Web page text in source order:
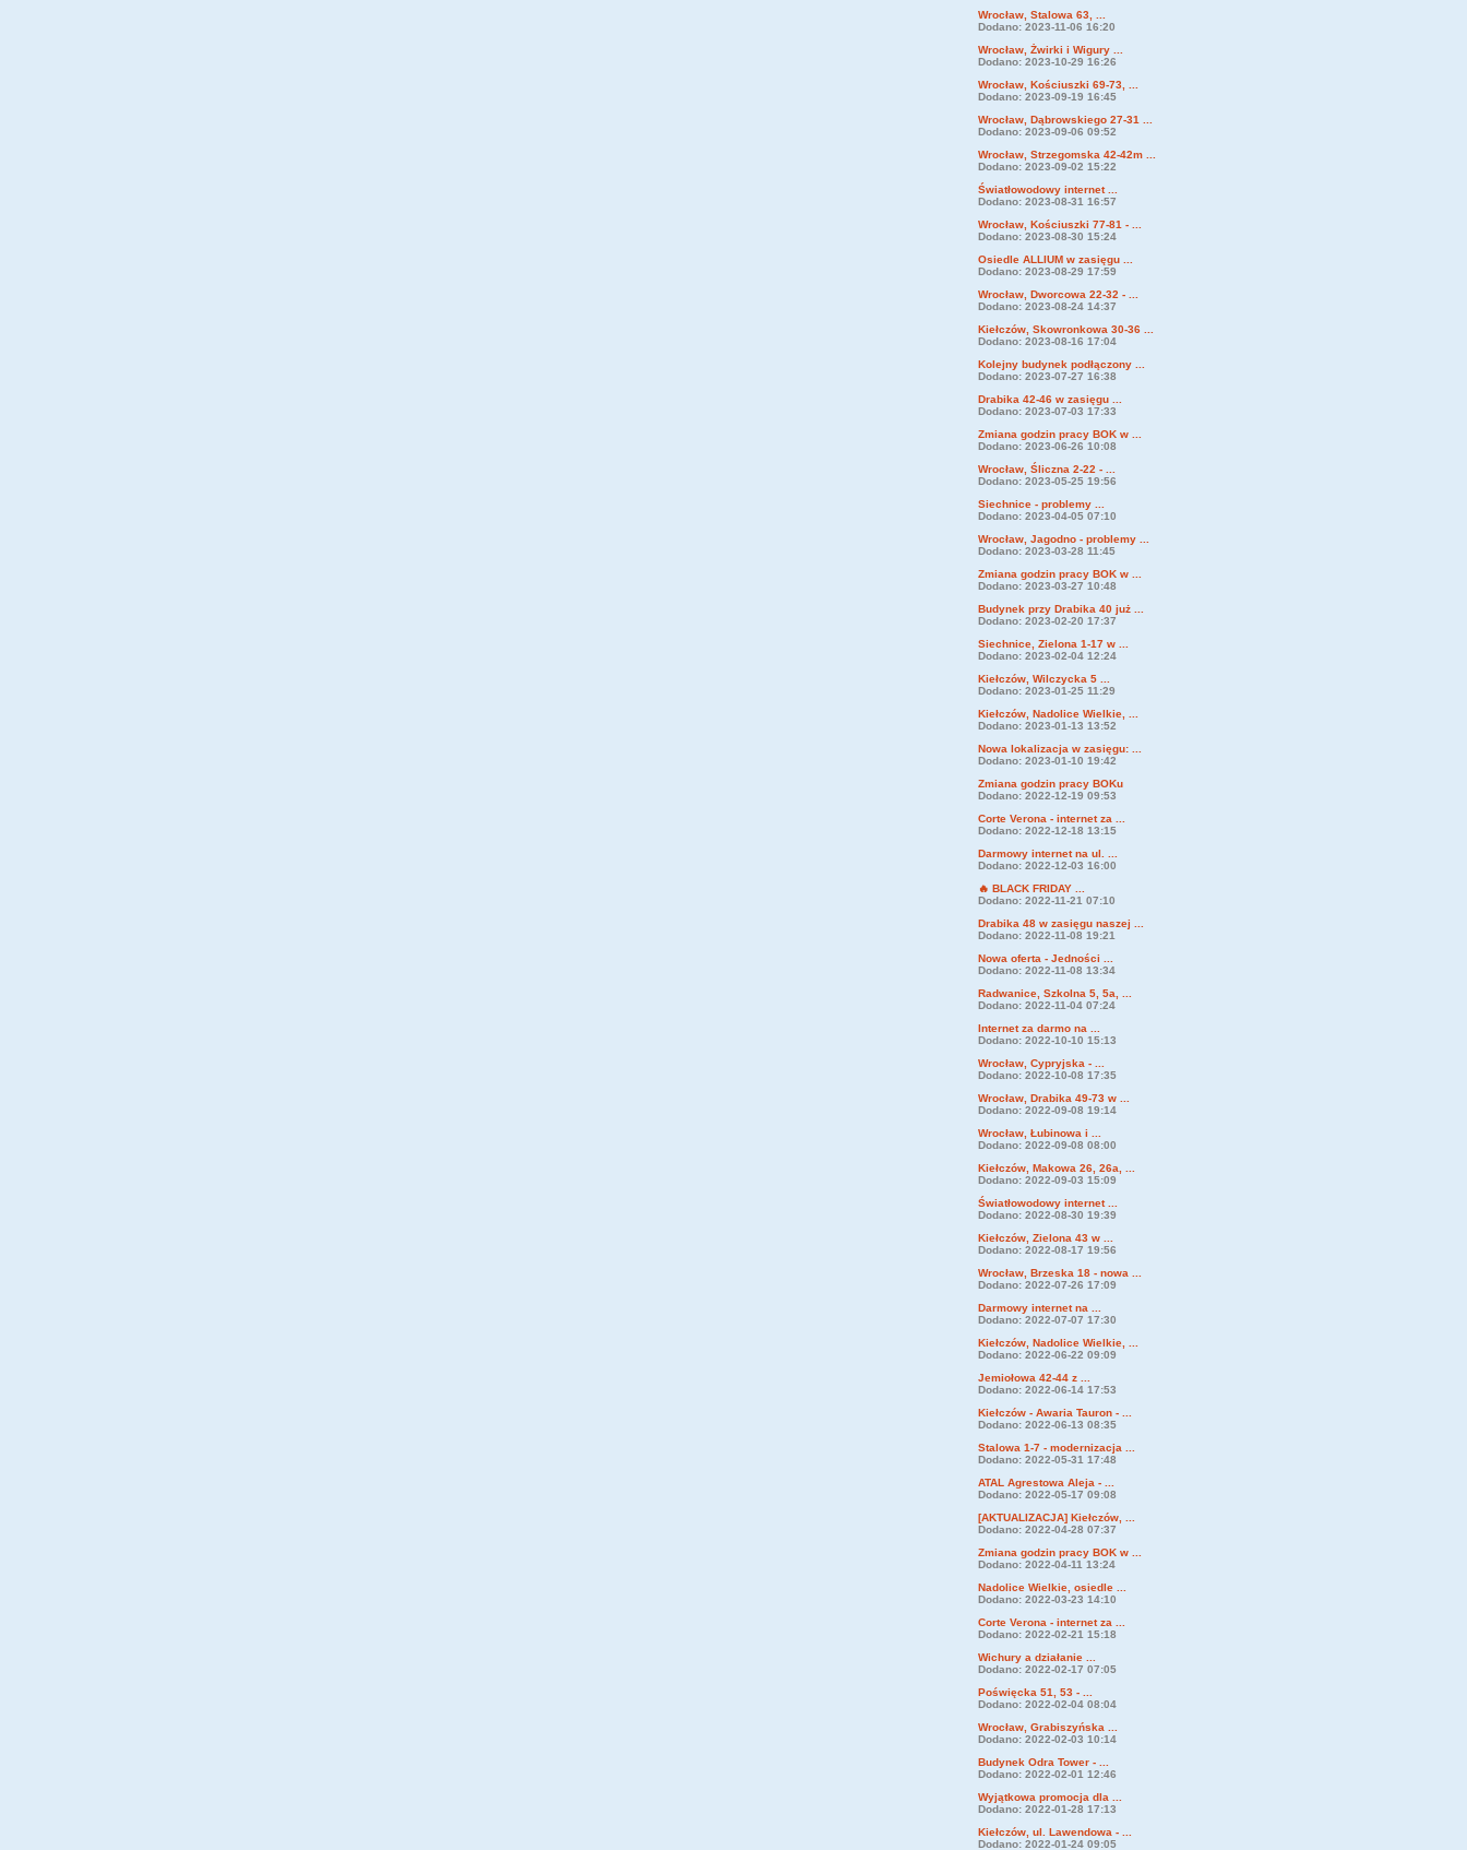
Wrocław, Stalowa 63, ...
Dodano: 2023-11-06 16:20
Wrocław, Żwirki i Wigury ...
Dodano: 2023-10-29 16:26
Wrocław, Kościuszki 69-73, ...
Dodano: 2023-09-19 16:45
Wrocław, Dąbrowskiego 27-31 ...
Dodano: 2023-09-06 09:52
Wrocław, Strzegomska 42-42m ...
Dodano: 2023-09-02 15:22
Światłowodowy internet ...
Dodano: 2023-08-31 16:57
Wrocław, Kościuszki 77-81 - ...
Dodano: 2023-08-30 15:24
Osiedle ALLIUM w zasięgu ...
Dodano: 2023-08-29 17:59
Wrocław, Dworcowa 22-32 - ...
Dodano: 2023-08-24 14:37
Kiełczów, Skowronkowa 30-36 ...
Dodano: 2023-08-16 17:04
Kolejny budynek podłączony ...
Dodano: 2023-07-27 16:38
Drabika 42-46 w zasięgu ...
Dodano: 2023-07-03 17:33
Zmiana godzin pracy BOK w ...
Dodano: 2023-06-26 10:08
Wrocław, Śliczna 2-22 - ...
Dodano: 2023-05-25 19:56
Siechnice - problemy ...
Dodano: 2023-04-05 07:10
Wrocław, Jagodno - problemy ...
Dodano: 2023-03-28 11:45
Zmiana godzin pracy BOK w ...
Dodano: 2023-03-27 10:48
Budynek przy Drabika 40 już ...
Dodano: 2023-02-20 17:37
Siechnice, Zielona 1-17 w ...
Dodano: 2023-02-04 12:24
Kiełczów, Wilczycka 5 ...
Dodano: 2023-01-25 11:29
Kiełczów, Nadolice Wielkie, ...
Dodano: 2023-01-13 13:52
Nowa lokalizacja w zasięgu: ...
Dodano: 2023-01-10 19:42
Zmiana godzin pracy BOKu
Dodano: 2022-12-19 09:53
Corte Verona - internet za ...
Dodano: 2022-12-18 13:15
Darmowy internet na ul. ...
Dodano: 2022-12-03 16:00
🔥 BLACK FRIDAY ...
Dodano: 2022-11-21 07:10
Drabika 48 w zasięgu naszej ...
Dodano: 2022-11-08 19:21
Nowa oferta - Jedności ...
Dodano: 2022-11-08 13:34
Radwanice, Szkolna 5, 5a, ...
Dodano: 2022-11-04 07:24
Internet za darmo na ...
Dodano: 2022-10-10 15:13
Wrocław, Cypryjska - ...
Dodano: 2022-10-08 17:35
Wrocław, Drabika 49-73 w ...
Dodano: 2022-09-08 19:14
Wrocław, Łubinowa i ...
Dodano: 2022-09-08 08:00
Kiełczów, Makowa 26, 26a, ...
Dodano: 2022-09-03 15:09
Światłowodowy internet ...
Dodano: 2022-08-30 19:39
Kiełczów, Zielona 43 w ...
Dodano: 2022-08-17 19:56
Wrocław, Brzeska 18 - nowa ...
Dodano: 2022-07-26 17:09
Darmowy internet na ...
Dodano: 2022-07-07 17:30
Kiełczów, Nadolice Wielkie, ...
Dodano: 2022-06-22 09:09
Jemiołowa 42-44 z ...
Dodano: 2022-06-14 17:53
Kiełczów - Awaria Tauron - ...
Dodano: 2022-06-13 08:35
Stalowa 1-7 - modernizacja ...
Dodano: 2022-05-31 17:48
ATAL Agrestowa Aleja - ...
Dodano: 2022-05-17 09:08
[AKTUALIZACJA] Kiełczów, ...
Dodano: 2022-04-28 07:37
Zmiana godzin pracy BOK w ...
Dodano: 2022-04-11 13:24
Nadolice Wielkie, osiedle ...
Dodano: 2022-03-23 14:10
Corte Verona - internet za ...
Dodano: 2022-02-21 15:18
Wichury a działanie ...
Dodano: 2022-02-17 07:05
Poświęcka 51, 53 - ...
Dodano: 2022-02-04 08:04
Wrocław, Grabiszyńska ...
Dodano: 2022-02-03 10:14
Budynek Odra Tower - ...
Dodano: 2022-02-01 12:46
Wyjątkowa promocja dla ...
Dodano: 2022-01-28 17:13
Kiełczów, ul. Lawendowa - ...
Dodano: 2022-01-24 09:05